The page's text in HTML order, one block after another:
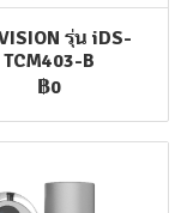
รุ่น iDS-
TCM403-B
฿0